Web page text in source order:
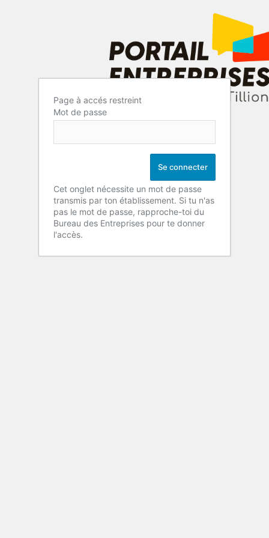
Page à accés restreint
Mot de passe
Cet onglet nécessite un mot de passe
transmis par ton établissement. Si tu n'as
pas le mot de passe, rapproche-toi du
Bureau des Entreprises pour te donner
l'accès.